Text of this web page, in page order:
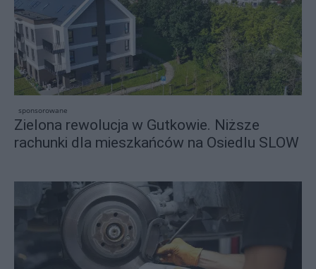
sponsorowane
Zielona rewolucja w Gutkowie. Niższe
rachunki dla mieszkańców na Osiedlu SLOW